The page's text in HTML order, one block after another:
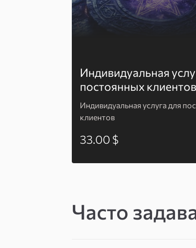
Индивидуальная
постоянных
Индивидуальная услуга для
клиентов
33.00 $
Часто